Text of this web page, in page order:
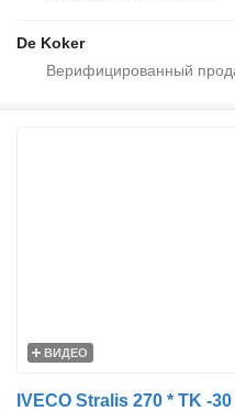
De Koker
ВИДЕО
IVECO Stralis 270 * TK -